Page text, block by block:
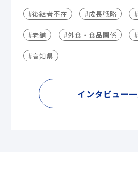
#後継者不在 #成長戦略
#老舗 #外食・食品関係
#高知県
インタビュー